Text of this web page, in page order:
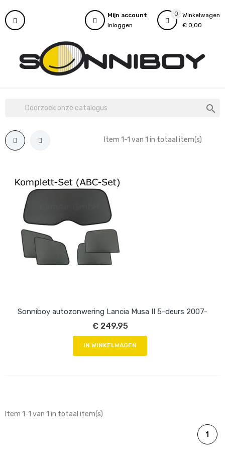
0
Winkelwagen
€ 0,00
Mijn account
Inloggen

Item 1-1 van 1 in totaal item(s)
Sonniboy autozonwering Lancia Musa II 5-deurs 2007-
€ 249,95
IN WINKELWAGEN
Item 1-1 van 1 in totaal item(s)
1